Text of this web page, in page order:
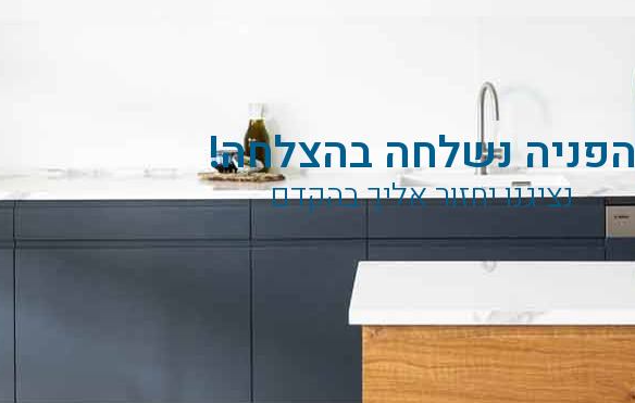
הפניה נשלחה בהצלחה!
נציגנו יחזור אליך בהקדם